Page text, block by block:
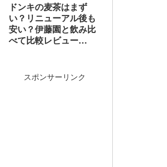
ドンキの麦茶はまず
い？リニューアル後も
安い？伊藤園と飲み比
べて比較レビュー
スポンサーリンク